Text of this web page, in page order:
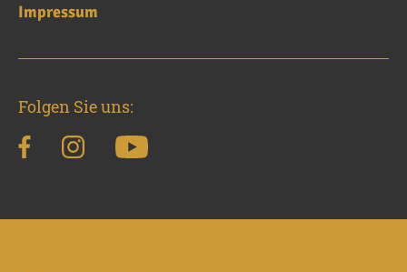
Impressum
Folgen Sie uns: